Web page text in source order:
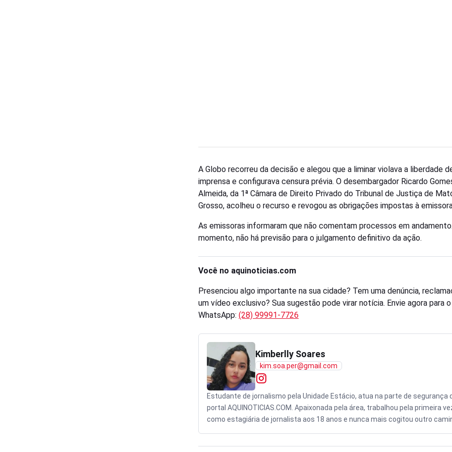
A Globo recorreu da decisão e alegou que a liminar violava a liberdade
imprensa e configurava censura prévia. O desembargador Ricardo
Almeida, da 1ª Câmara de Direito Privado do Tribunal de Justiça de
Grosso, acolheu o recurso e revogou as obrigações impostas à
As emissoras informaram que não comentam processos em
momento, não há previsão para o julgamento definitivo da ação.
Você no aquinoticias.com
Presenciou algo importante na sua cidade? Tem uma denúncia,
um vídeo exclusivo? Sua sugestão pode virar notícia. Envie agora para
WhatsApp: (28) 99991-7726
Kimberlly Soares
kim.soa.per@gmail.com
Estudante de jornalismo pela Unidade Estácio, atua na parte de segurança
portal AQUINOTICIAS.COM. Apaixonada pela área, trabalhou pela primeira
como estagiária de jornalista aos 18 anos e nunca mais cogitou outro